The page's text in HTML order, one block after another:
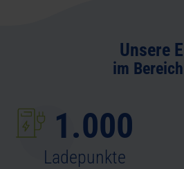
Unsere
im
1.000
Ladepunkte